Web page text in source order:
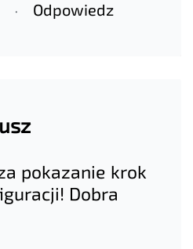
Odpowiedz
pokazanie krok
Dobra